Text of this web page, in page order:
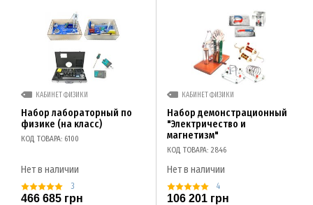
КАБИНЕТ ФИЗИКИ
Набор лабораторный по
физике (на класс)
КОД ТОВАРА: 6100
Нет в наличии
3
466 685 грн
КАБИНЕТ ФИЗИКИ
Набор демонстрационный
"Электричество и
магнетизм"
КОД ТОВАРА: 2846
Нет в наличии
4
106 201 грн